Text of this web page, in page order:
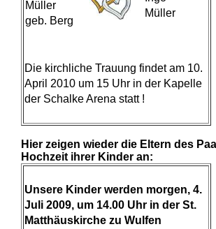
Müller
geb. Berg
Müller
Die kirchliche Trauung findet am 10.
April 2010 um 15 Uhr in der Kapelle
der Schalke Arena statt !
Hier zeigen wieder die Eltern des
Hochzeit ihrer Kinder an:
Unsere Kinder werden morgen, 4.
Juli 2009, um 14.00 Uhr in der St.
Matthäuskirche zu Wulfen